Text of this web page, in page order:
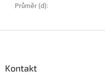
Průměr (d):
Kontakt